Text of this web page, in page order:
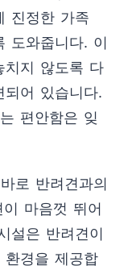
진정한 가족
도와줍니다. 이
치지 않도록 다
어 있습니다.
편안함은 잊
로 반려견과의
마음껏 뛰어
설은 반려견이
환경을 제공합